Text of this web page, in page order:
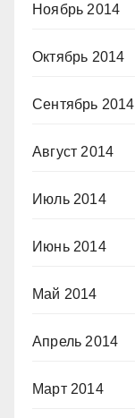
Ноябрь 2014
Октябрь 2014
Сентябрь 2014
Август 2014
Июль 2014
Июнь 2014
Май 2014
Апрель 2014
Март 2014